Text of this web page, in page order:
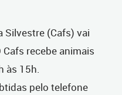
Silvestre (Cafs) vai
recebe animais
às 15h.
pelo telefone